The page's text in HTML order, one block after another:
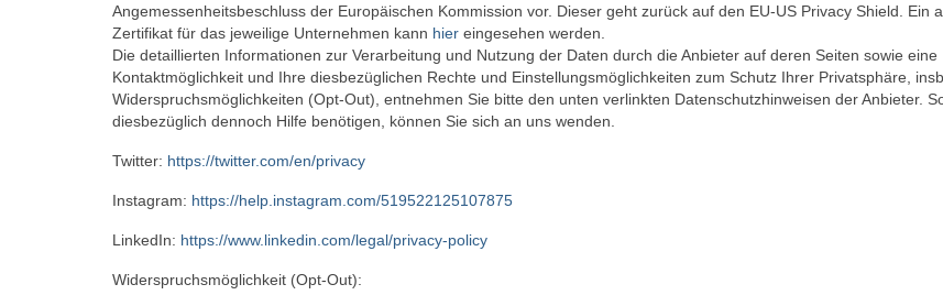
Angemessenheitsbeschluss der Europäischen Kommission vor. Dieser geht zurück auf den EU-US Privacy Shield. Ein
Zertifikat für das jeweilige Unternehmen kann hier eingesehen werden.
Die detaillierten Informationen zur Verarbeitung und Nutzung der Daten durch die Anbieter auf deren Seiten sowie eine
Kontaktmöglichkeit und Ihre diesbezüglichen Rechte und Einstellungsmöglichkeiten zum Schutz Ihrer Privatsphäre,
Widerspruchsmöglichkeiten (Opt-Out), entnehmen Sie bitte den unten verlinkten Datenschutzhinweisen der Anbieter.
diesbezüglich dennoch Hilfe benötigen, können Sie sich an uns wenden.
Twitter: https://twitter.com/en/privacy
Instagram: https://help.instagram.com/519522125107875
LinkedIn: https://www.linkedin.com/legal/privacy-policy
Widerspruchsmöglichkeit (Opt-Out):